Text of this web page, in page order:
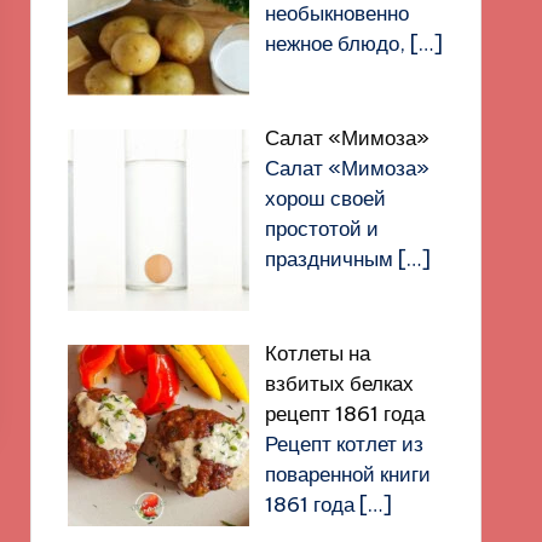
необыкновенно
нежное блюдо, […]
Салат «Мимоза»
Салат «Мимоза»
хорош своей
простотой и
праздничным […]
Котлеты на
взбитых белках
рецепт 1861 года
Рецепт котлет из
поваренной книги
1861 года[…]